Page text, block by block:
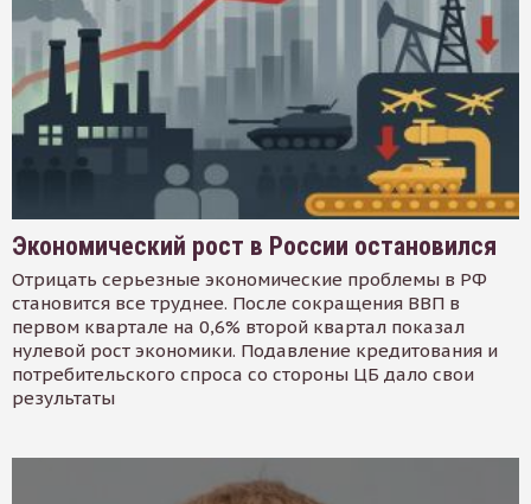
Экономический рост в России остановился
Отрицать серьезные экономические проблемы в РФ
становится все труднее. После сокращения ВВП в
первом квартале на 0,6% второй квартал показал
нулевой рост экономики. Подавление кредитования и
потребительского спроса со стороны ЦБ дало свои
результаты